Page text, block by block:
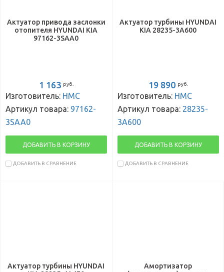
Актуатор привода заслонки
отопителя HYUNDAI KIA
97162-3SAA0
1 163 руб.
Изготовитель: HMC
Артикул товара: 97162-
3SAA0
ДОБАВИТЬ В КОРЗИНУ
ДОБАВИТЬ В СРАВНЕНИЕ
Актуатор турбины HYUNDAI
KIA 28235-3A600
19 890 руб.
Изготовитель: HMC
Артикул товара: 28235-
3A600
ДОБАВИТЬ В КОРЗИНУ
ДОБАВИТЬ В СРАВНЕНИЕ
Актуатор турбины HYUNDAI
Амортизатор